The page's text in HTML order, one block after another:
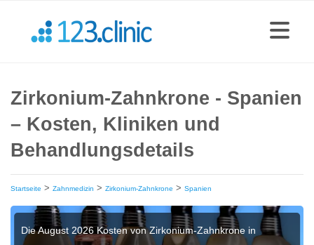
Zirkonium-Zahnkrone - Spanien
– Kosten, Kliniken und
Behandlungsdetails
Startseite > Zahnmedizin > Zirkonium-Zahnkrone > Spanien
Die August 2026 Kosten von Zirkonium-Zahnkrone in